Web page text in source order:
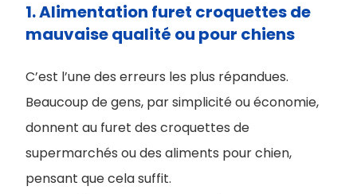
1. ​Alimentation furet croquettes de
mauvaise qualité ou pour chiens
C’est l’une des erreurs les plus répandues.
Beaucoup de gens, par simplicité ou économie,
donnent au furet des croquettes de
supermarchés ou des aliments pour chien,
pensant que cela suffit.